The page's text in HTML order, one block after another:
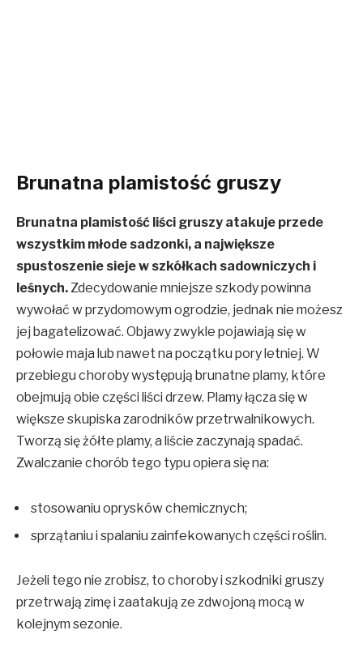
Brunatna plamistość gruszy
Brunatna plamistość liści gruszy atakuje przede
wszystkim młode sadzonki, a największe
spustoszenie sieje w szkółkach sadowniczych i
leśnych.Zdecydowanie mniejsze szkody powinna
wywołać w przydomowym ogrodzie, jednak nie możesz
jej bagatelizować. Objawy zwykle pojawiają się w
połowie maja lub nawet na początku pory letniej. W
przebiegu choroby występują brunatne plamy, które
obejmują obie części liści drzew. Plamy łącza się w
większe skupiska zarodników przetrwalnikowych.
Tworzą się żółte plamy, a liście zaczynają spadać.
Zwalczanie chorób tego typu opiera się na:
stosowaniu oprysków chemicznych;
sprzątaniu i spalaniu zainfekowanych części roślin.
Jeżeli tego nie zrobisz, to choroby i szkodniki gruszy
przetrwają zimę i zaatakują ze zdwojoną mocą w
kolejnym sezonie.